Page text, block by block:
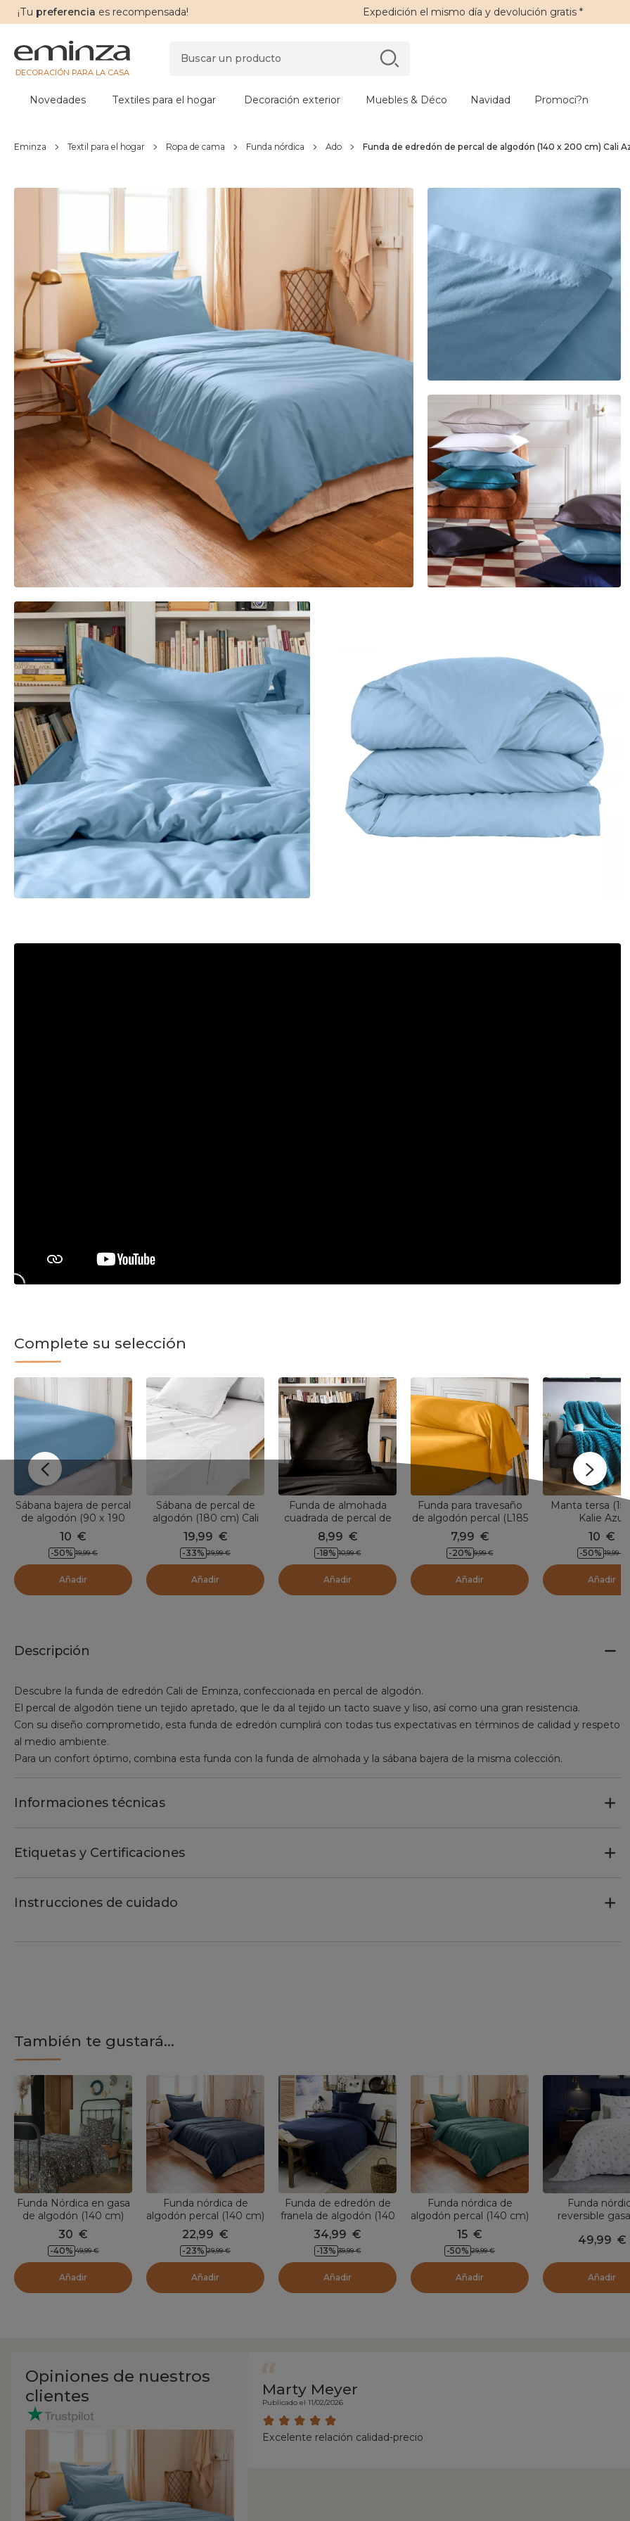
¡Tu preferencia es recompensada! Expedición el mismo día y devolución gratis*
DECORACIÓN PARA LA CASA
Novedades Textiles para el hogar Decoración exterior Muebles & Déco Navidad Promoci?n
Eminza Textil para el hogar Ropa de cama Funda nórdica Ado Funda de edredón de percal de algodón (140 x 200 cm) Cali
Complete su selección
Sábana bajera de percal
de algodón (90 x 190
cm) Cali Azul cielo
10 €
-50% 19,99 €
Añadir
Sábana de percal de
algodón (180 cm) Cali
Blanco
19,99 €
-33% 29,99 €
Añadir
Funda de almohada
cuadrada de percal de
algodón (80 x 80 cm)
Cali Negro
8,99 €
-18% 10,99 €
Añadir
Funda para travesaño
de algodón percal (L185
cm) Cali Amarillo
mostaza
7,99 €
-20% 9,99 €
Añadir
Manta tersa
Kalie Azul
10 €
-50% 19,99
Añadir
Descripción
Descubre la funda de edredón Cali de Eminza, confeccionada en percal de algodón.
El percal de algodón tiene un tejido apretado, que le da al tejido un tacto suave y liso, así como una gran resistencia.
Con su diseño comprometido, esta funda de edredón cumplirá con todas tus expectativas en términos de calidad y respeto
al medio ambiente.
Para un confort óptimo, combina esta funda con la funda de almohada y la sábana bajera de la misma colección.
Informaciones técnicas
Etiquetas y Certificaciones
Instrucciones de cuidado
También te gustará...
Funda Nórdica en gasa
de algodón (140 cm)
Constance Azul noche
30 €
-40% 49,99 €
Añadir
Funda nórdica de
algodón percal (140 cm)
Cali Azul marino
22,99 €
-23% 29,99 €
Añadir
Funda de edredón de
franela de algodón (140
x 200 cm) Nina Azul
noche
34,99 €
-13% 39,99 €
Añadir
Funda nórdica de
algodón percal (140 cm)
Cali Azul trullo
15 €
-50% 29,99 €
Añadir
Funda
reversible
Gaïa iris Azul
49,99 €
Añadir
Opiniones de nuestros
clientes
Marty Meyer
Publicado el 11/02/2026
Excelente relación calidad-precio